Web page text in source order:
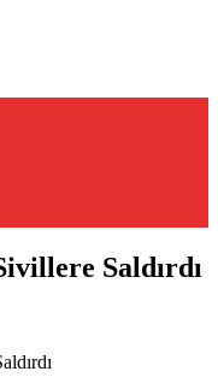
Saldırdı